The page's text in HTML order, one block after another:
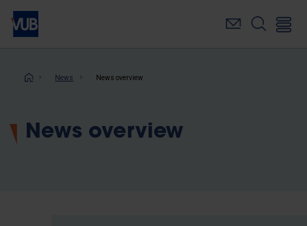
Skip
main
Breadcrumb
News News overview
News overview